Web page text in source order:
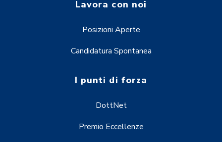
Lavora con noi
Posizioni Aperte
Candidatura Spontanea
I punti di forza
DottNet
Premio Eccellenze